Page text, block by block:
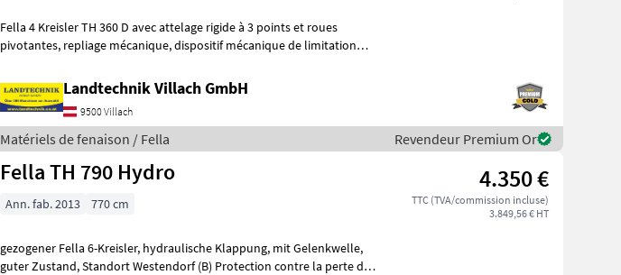
Fella 4 Kreisler TH 360 D avec attelage rigide à 3 points et roues
pivotantes, repliage mécanique, dispositif mécanique de limitation
Landtechnik Villach GmbH
9500 Villach
Matériels de fenaison / Fella Revendeur Premium Or
Fella TH 790 Hydro 4.350 €
TTC (TVA/commission incluse)
3.849,56 € HT
Ann. fab. 2013 770 cm
gezogener Fella 6-Kreisler, hydraulische Klappung, mit Gelenkwelle,
guter Zustand, Standort Westendorf (B) Protection contre la perte de